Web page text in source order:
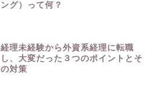
ング）って何？
経理未経験から外資系経理に転職
し、大変だった３つのポイントとそ
の対策